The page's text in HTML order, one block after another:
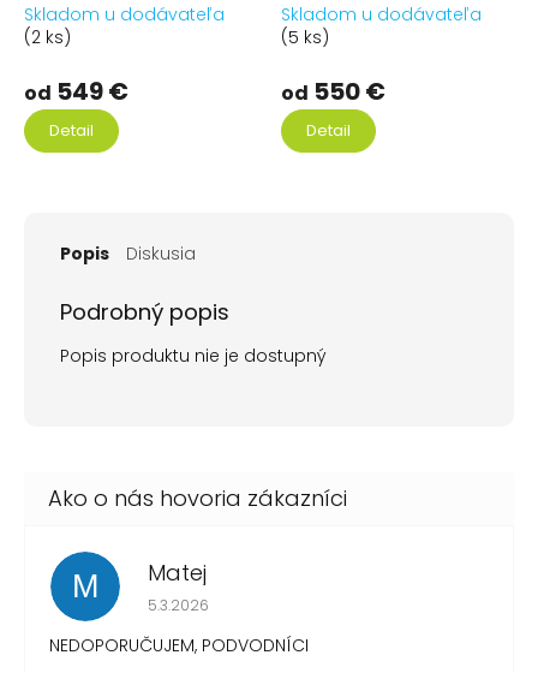
Skladom u dodávateľa
(2 ks)
od 549 €
Detail
Skladom u dodávateľa
(5 ks)
od 550 €
Detail
Popis Diskusia
Podrobný popis
Popis produktu nie je dostupný
M Matej
Hodnotenie obchodu je 1 z 5 hviezdičiek.
5.3.2026
NEDOPORUČUJEM, PODVODNÍCI